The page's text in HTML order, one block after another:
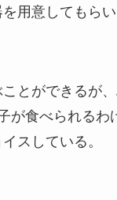
用意してもら
とができるが
が食べられるわ
スしている。